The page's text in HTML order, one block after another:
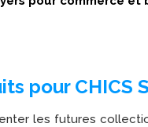
pour CHICS
les futures